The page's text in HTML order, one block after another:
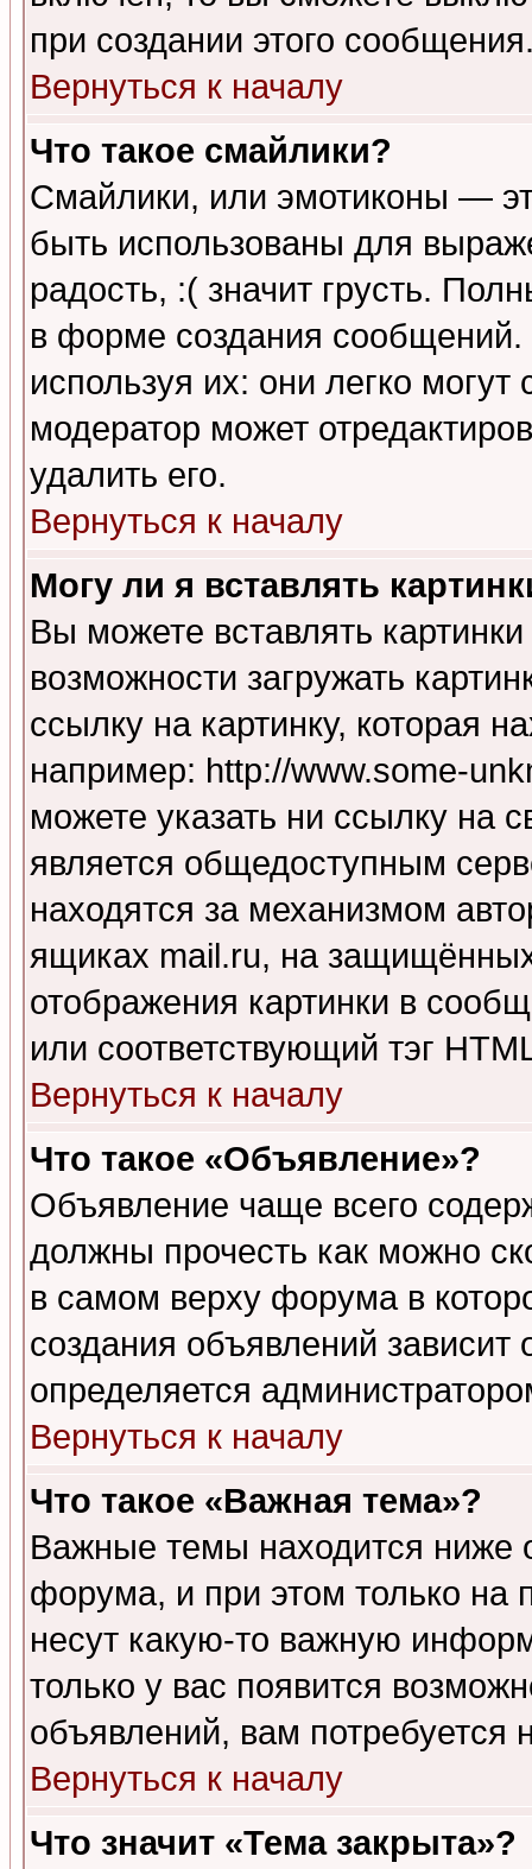
при создании этого
Вернуться к началу
Что такое смайлики?
Смайлики, или эмотиконы —
быть использованы для
радость, :( значит грусть.
в форме создания сообщений.
используя их: они легко
модератор может
удалить его.
Вернуться к началу
Могу ли я вставлять
Вы можете вставлять
возможности загружать
ссылку на картинку, которая
например: http://www.some-
можете указать ни ссылку на
является общедоступным
находятся за механизмом
ящиках mail.ru, на
отображения картинки в
или соответствующий тэг
Вернуться к началу
Что такое «Объявление»?
Объявление чаще всего
должны прочесть как можно
в самом верху форума в
создания объявлений зависит
определяется
Вернуться к началу
Что такое «Важная тема»?
Важные темы находится ниже
форума, и при этом только на
несут какую-то важную
только у вас появится
объявлений, вам потребуется
Вернуться к началу
Что значит «Тема закрыта»?